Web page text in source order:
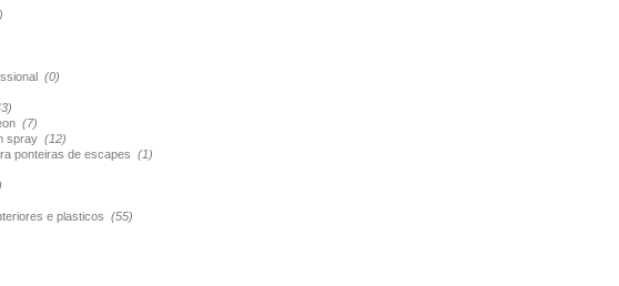
(0)
(7)
spray (12)
ponteiras de escapes (1)
e plasticos (55)